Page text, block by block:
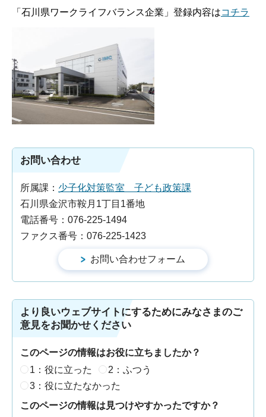
「石川県ワークライフバランス企業」登録内容はコチラ
お問い合わせ
所属課： 少子化対策監室 子ども政策課
石川県金沢市鞍月1丁目1番地
電話番号：076-225-1494
ファクス番号：076-225-1423
より良いウェブサイトにするためにみなさまのご
意見をお聞かせください
このページの情報はお役に立ちましたか？
1：役に立った
2：ふつう
3：役に立たなかった
このページの情報は見つけやすかったですか？